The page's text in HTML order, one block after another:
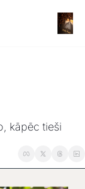
kāpēc tieši